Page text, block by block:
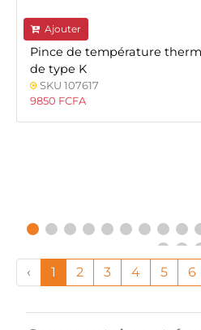
Ajouter
Pince de température
de type K
SKU 107617
9850 FCFA
‹ 1 2 3 4 5 6